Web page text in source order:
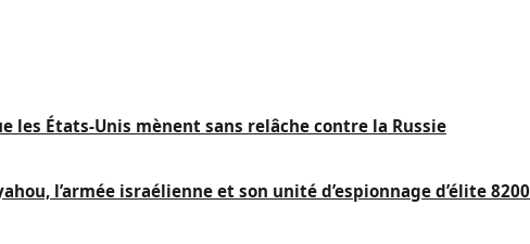
les États-Unis mènent sans relâche contre la Russie
l’armée israélienne et son unité d’espionnage d’élite 8200